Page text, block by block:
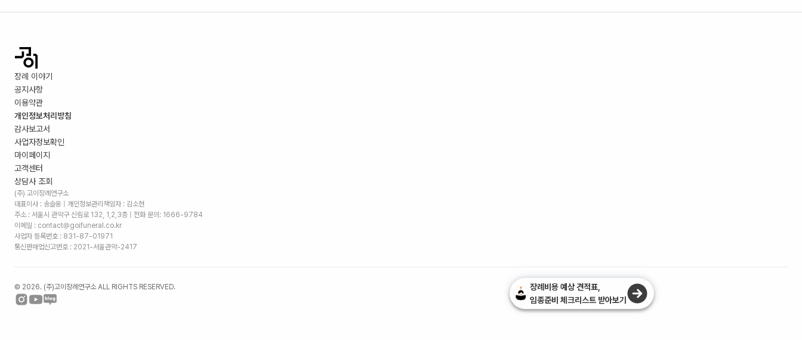
장례 이야기
공지사항
이용약관
개인정보처리방침
감사보고서
사업자정보확인
마이페이지
고객센터
상담사 조회
(주) 고이장례연구소
대표이사 : 송슬옹 | 개인정보관리책임자 : 김소현
주소 : 서울시 관악구 신림로 132, 1,2,3층 | 전화 문의: 1666-9784
이메일 : contact@goifuneral.co.kr
사업자 등록번호 : 831-87-01971
통신판매업신고번호 : 2021-서울관악-2417
© 2026. (주)고이장례연구소 ALL RIGHTS RESERVED.
장례비용 예상 견적표,
임종준비 체크리스트 받아보기